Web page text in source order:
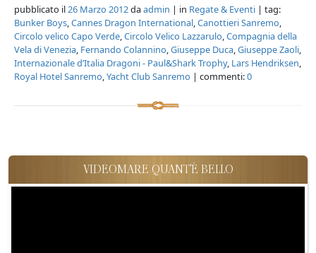
pubblicato il26 Marzo 2012daadmin | in Regate & Eventi | tag:
Bunker Boys,Cannes Dragon International,Canottieri Sanremo,
Circolo velico Capo Verde,Circolo Velico Lazzarulo,Compagnia della
Vela di Venezia, Fernando Colannino,Giuseppe Duca,Giuseppe Zaoli,
Internazionale d’Italia Dragoni - Paul&Shark Trophy, Lars Hendriksen,
Royal Hotel Sanremo,Yacht Club Sanremo | commenti:0
VIDEOMARE QUANT'È BELLO